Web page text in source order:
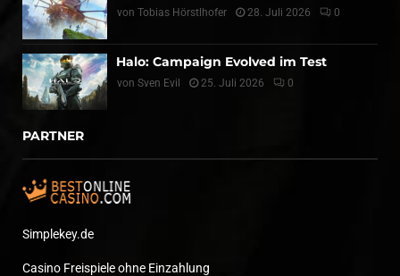
von Tobias Hörstlhofer 28. Juli 2026 0
Halo: Campaign Evolved im Test
von Sven Evil 25. Juli 2026 0
PARTNER
Simplekey.de
Casino Freispiele ohne Einzahlung